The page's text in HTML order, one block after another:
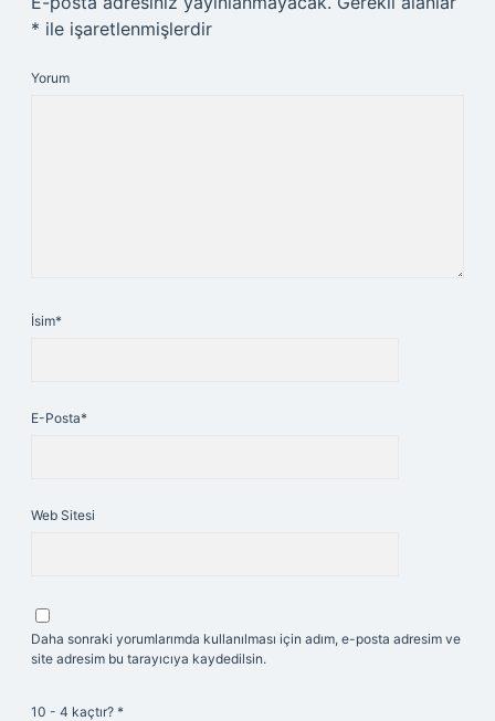
* ile işaretlenmişlerdir
Yorum
İsim*
E-Posta*
Web Sitesi
Daha sonraki yorumlarımda kullanılması için adım, e-posta adresim ve
site adresim bu tarayıcıya kaydedilsin.
10 - 4 kaçtır? *